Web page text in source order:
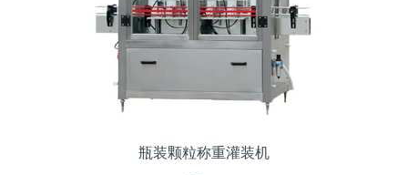
瓶装颗粒称重灌装机